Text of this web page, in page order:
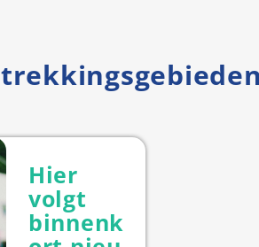
Hier
volgt
binnenk